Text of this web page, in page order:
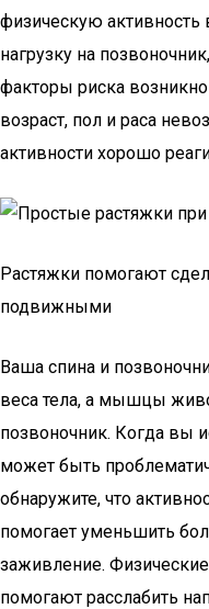
физическую
нагрузку на
факторы риска
возраст, пол и раса
активности хорошо
Растяжки помогают
подвижными
Ваша спина и
веса тела, а мышцы
позвоночник. Когда вы
может быть
обнаружите, что
помогает уменьшить
заживление.
помогают расслабить